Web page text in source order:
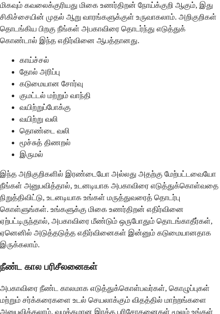
மிகவும் கவலைக்குரியது மிகை உணர்திறன் நோய்க்குறி ஆகும், இது
சிகிச்சையின் முதல் ஆறு வாரங்களுக்குள் உருவாகலாம். அறிகுறிகள்
தொடங்கிய பிறகு நீங்கள் அபகாவிரை தொடர்ந்து எடுத்துக்
கொண்டால் இந்த எதிர்வினை ஆபத்தானது.
காய்ச்சல்
தோல் அரிப்பு
கடுமையான சோர்வு
குமட்டல் மற்றும் வாந்தி
வயிற்றுப்போக்கு
வயிற்று வலி
தொண்டை வலி
மூச்சுத் திணறல்
இருமல்
இந்த அறிகுறிகளில் இரண்டையோ அல்லது அதற்கு மேற்பட்டவையோ
நீங்கள் அனுபவித்தால், உடனடியாக அபகாவிரை எடுத்துக்கொள்வதை
நிறுத்திவிட்டு, உடனடியாக உங்கள் மருத்துவரைத் தொடர்பு
கொள்ளுங்கள். உங்களுக்கு மிகை உணர்திறன் எதிர்வினை
ஏற்பட்டிருந்தால், அபகாவிரை மீண்டும் ஒருபோதும் தொடங்காதீர்கள்,
ஏனெனில் அடுத்தடுத்த எதிர்வினைகள் இன்னும் கடுமையானதாக
இருக்கலாம்.
நீண்ட கால பரிசீலனைகள்
அபகாவிரை நீண்ட காலமாக எடுத்துக்கொள்பவர்கள், கொழுப்புகள்
மற்றும் சர்க்கரைகளை உடல் செயலாக்கும் விதத்தில் மாற்றங்களை
அனுபவிக்கலாம். வழக்கமான இரத்த பரிசோதனைகள் மூலம் உங்கள்